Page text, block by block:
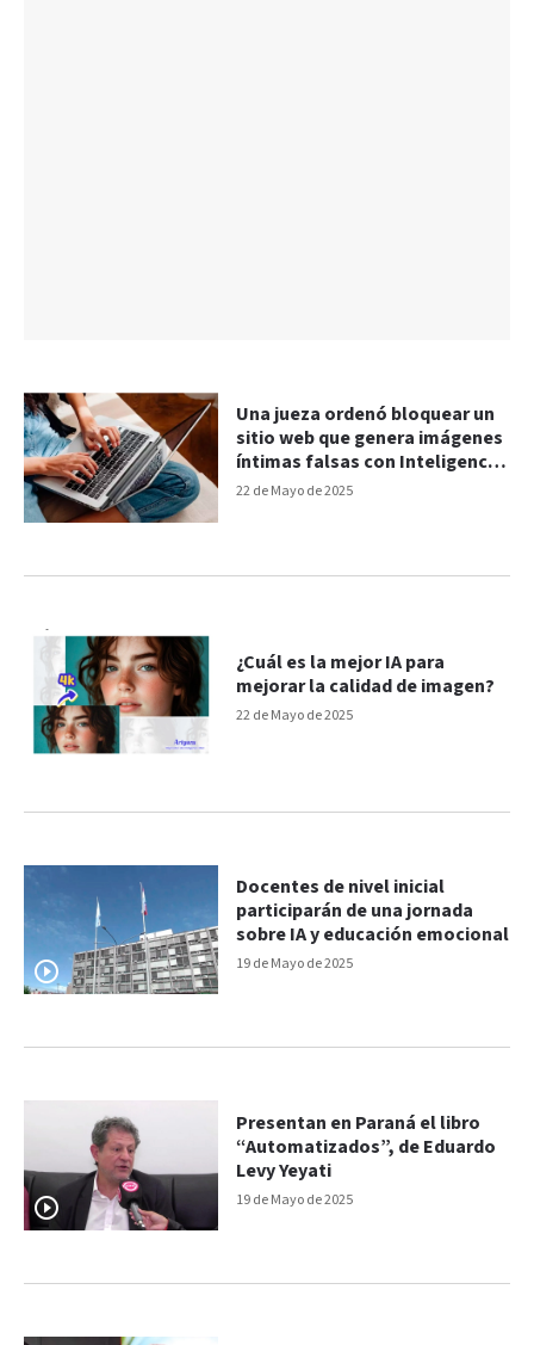
22 de Mayo de 2025
Una jueza ordenó bloquear un
sitio web que genera imágenes
íntimas falsas con Inteligencia
Artificial
22 de Mayo de 2025
¿Cuál es la mejor IA para
mejorar la calidad de imagen?
19 de Mayo de 2025
Docentes de nivel inicial
participarán de una jornada
sobre IA y educación emocional
19 de Mayo de 2025
Presentan en Paraná el libro
“Automatizados”, de Eduardo
Levy Yeyati